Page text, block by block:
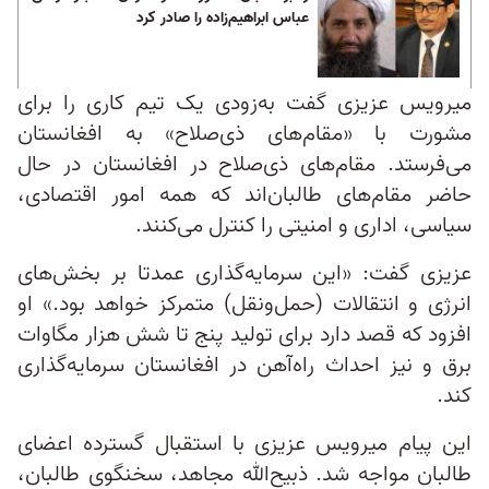
عباس ابراهیم‌زاده را صادر کرد
میرویس عزیزی گفت به‌زودی یک تیم کاری را برای
مشورت با «مقام‌های ذی‌صلاح» به افغانستان
می‌فرستد. مقام‌های ذی‌صلاح در افغانستان در حال
حاضر مقام‌های طالبان‌اند که همه امور اقتصادی،
سیاسی، اداری و امنیتی را کنترل می‌کنند.
عزیزی گفت: «اين سرمايه‌گذاری عمدتا بر بخش‌های
انرژی و انتقالات (حمل‌ونقل) متمركز خواهد بود.» او
افزود که قصد دارد برای تولید پنج تا شش هزار مگاوات
برق و نیز احداث راه‌آهن در افغانستان سرمایه‌گذاری
کند.
این پیام میرویس عزیزی با استقبال گسترده اعضای
طالبان مواجه شد. ذبیح‌الله مجاهد، سخنگوی طالبان،